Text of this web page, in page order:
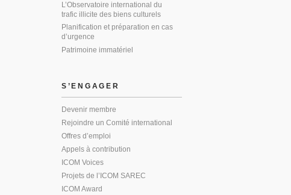
L’Observatoire international du
trafic illicite des biens culturels
Planification et préparation en cas
d’urgence
Patrimoine immatériel
S’ENGAGER
Devenir membre
Rejoindre un Comité international
Offres d’emploi
Appels à contribution
ICOM Voices
Projets de l’ICOM SAREC
ICOM Award